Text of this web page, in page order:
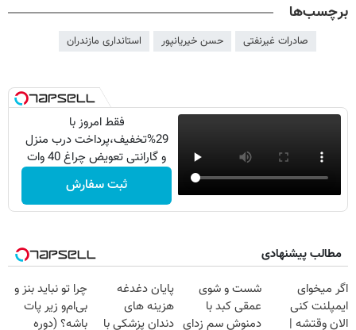
برچسب‌ها
صادرات غیرنفتی حسن خیریانپور استانداری مازندران
فقط امروز با
29%تخفیف،پرداخت درب منزل
و گارانتی تعویض چراغ 40 وات
بخر
ثبت سفارش
مطالب پیشنهادی
اگر میخوای
ایمپلنت کنی
الان وقتشه |
شست و شوی
عمقی کبد با
دمنوش سم زدای
پایان دغدغه
هزینه های
دندان پزشکی با
چرا تو نباید بنز و
بی‌ام‌و زیر پات
باشه؟ (دوره